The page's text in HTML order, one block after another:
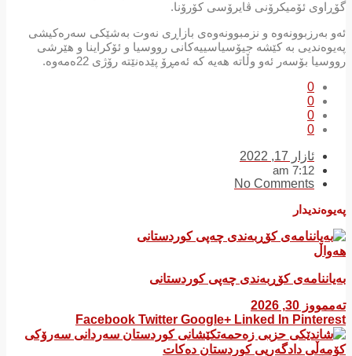
گۆڕاوی ئۆمیکرۆنی ڤایرۆسی کۆرۆنا.
ئەو بەرزبوونەوە و نزمبوونەوەی بازاڕی نەوت بەشێکی سەرەکیشی
پەیوەندیی بە کێشە جیۆسیاسییەکانی رووسیا و ئۆکراینا و هێرشی
رووسیا بۆسەر ئەو وڵاتە هەیە کە ئەمڕۆ پێدەنێتە رۆژی 22ەمەوە.
0
0
0
0
ئازار 17, 2022
7:12 am
No Comments
پەیوەندیدار
هەواڵ
بەیاننامەی کۆڕبەندی چەپی کوردستانی
تەممووز 30, 2026
Facebook Twitter Google+ Linked In Pinterest